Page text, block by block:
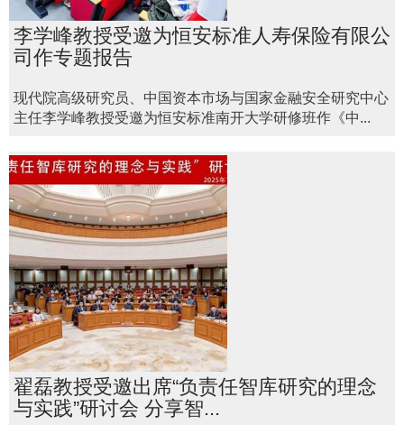
李学峰教授受邀为恒安标准人寿保险有限公
司作专题报告
现代院高级研究员、中国资本市场与国家金融安全研究中心
主任李学峰教授受邀为恒安标准南开大学研修班作《中...
翟磊教授受邀出席“负责任智库研究的理念
与实践”研讨会 分享智...